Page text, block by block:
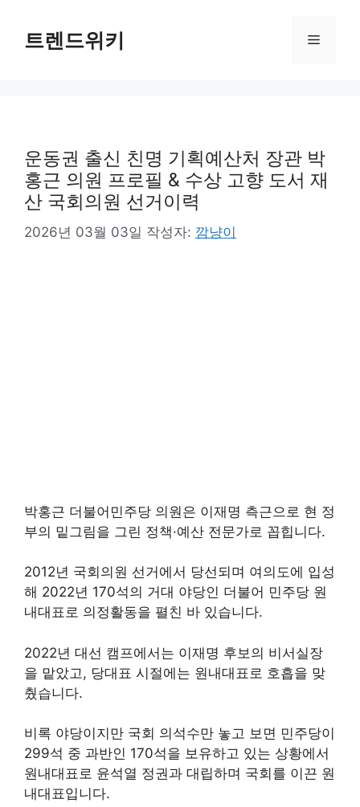
트렌드위키 메
운동권 출신 친명 기획예산처 장관 박
홍근 의원 프로필 & 수상 고향 도서 재
산 국회의원 선거이력
2026년 03월 03일 작성자: 깜냥이
박홍근 더불어민주당 의원은 이재명 측근으로 현 정
부의 밑그림을 그린 정책·예산 전문가로 꼽힙니다.
2012년 국회의원 선거에서 당선되며 여의도에 입성
해 2022년 170석의 거대 야당인 더불어 민주당 원
내대표로 의정활동을 펼친 바 있습니다.
2022년 대선 캠프에서는 이재명 후보의 비서실장
을 맡았고, 당대표 시절에는 원내대표로 호흡을 맞
췄습니다.
비록 야당이지만 국회 의석수만 놓고 보면 민주당이
299석 중 과반인 170석을 보유하고 있는 상황에서
원내대표로 윤석열 정권과 대립하며 국회를 이끈 원
내대표입니다.